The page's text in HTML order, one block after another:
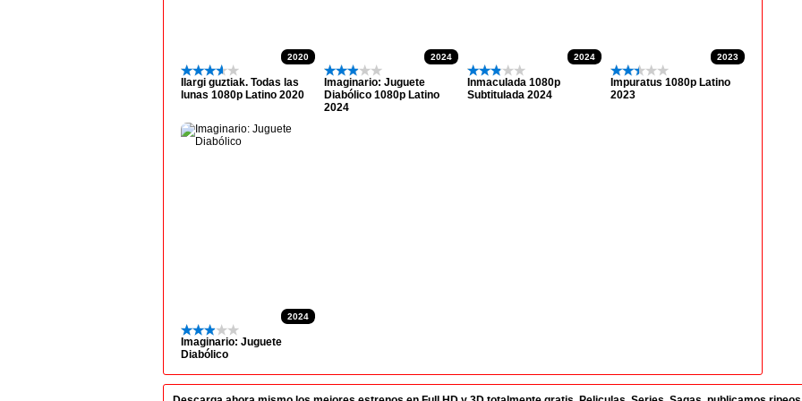
2020
Ilargi guztiak. Todas las
lunas 1080p Latino 2020
2024
Imaginario: Juguete
Diabólico 1080p Latino
2024
2024
Inmaculada 1080p
Subtitulada 2024
2023
Impuratus 1080p Latino
2023
2024
Imaginario: Juguete
Diabólico